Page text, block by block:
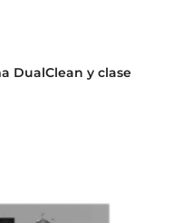
DualClean y clase